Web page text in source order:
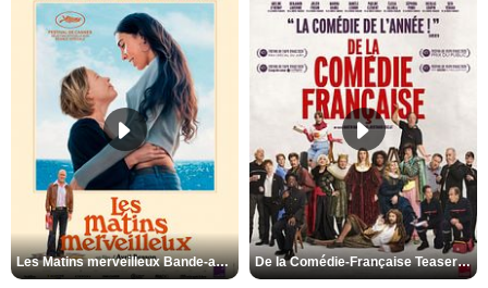
Les Matins merveilleux Bande-annonce VF De la Comédie-Française Teaser VF